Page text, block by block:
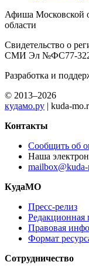
Афиша Московской
области
Свидетельство о
СМИ Эл №ФС77-
Разработка и
© 2013–2026
кудамо.ру | kuda-
Контакты
Сообщить об
Наша
КудаМО
Пресс-релиз
Редакционная
Правовая
Формат
Сотрудничество